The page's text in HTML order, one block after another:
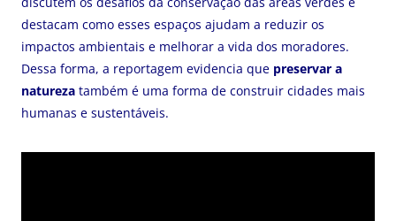
destacam como esses espaços ajudam a reduzir os
impactos ambientais e melhorar a vida dos moradores.
Dessa forma, a reportagem evidencia que preservar a
natureza também é uma forma de construir cidades mais
humanas e sustentáveis.